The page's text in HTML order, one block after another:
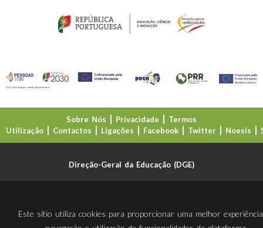
Sobre Nós Privacidade
Termos
Utilização
Contactos Ligações Facebook Twitter Noesis
Direção-Geral da Educação (DGE)
Este sítio utiliza cookies para proporcionar uma melhor